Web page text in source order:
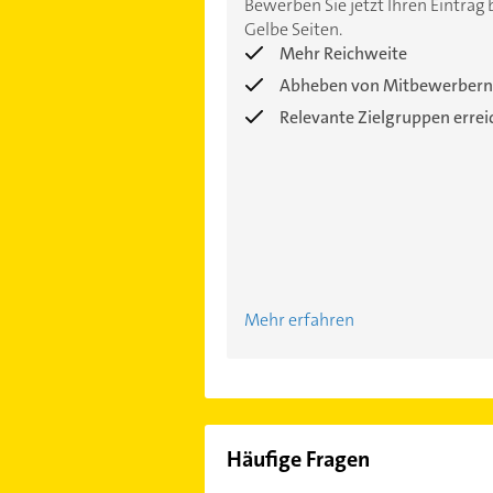
Gelbe Seiten.
Mehr Reichweite
Abheben von Mitbewerbern
Relevante Zielgruppen
Mehr erfahren
Häufige Fragen